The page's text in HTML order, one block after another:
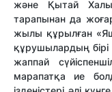
және Қытай
тарапынан да
жылы құрылған
құрушылардың
жаппай
марапатқа ие